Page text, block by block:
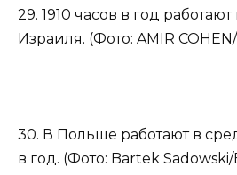
29. 1910 часов в год
Израиля. (Фото: AMIR
30. В Польше работают в
в год. (Фото: Bartek